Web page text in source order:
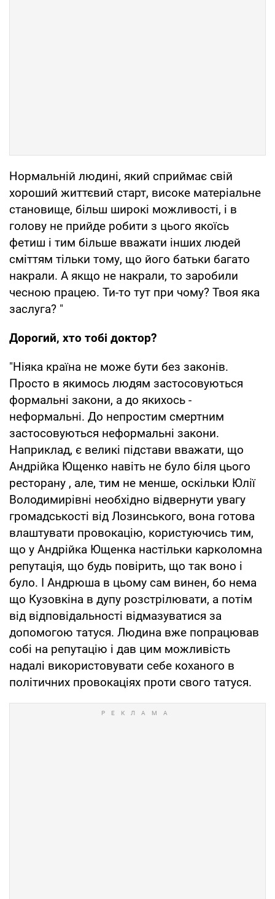
Нормальній людині, який сприймає свій
хороший життєвий старт, високе матеріальне
становище, більш широкі можливості, і в
голову не прийде робити з цього якоїсь
фетиш і тим більше вважати інших людей
сміттям тільки тому, що його батьки багато
накрали. А якщо не накрали, то заробили
чесною працею. Ти-то тут при чому? Твоя яка
заслуга? "
Дорогий, хто тобі доктор?
"Ніяка країна не може бути без законів.
Просто в якимось людям застосовуються
формальні закони, а до якихось -
неформальні. До непростим смертним
застосовуються неформальні закони.
Наприклад, є великі підстави вважати, що
Андрійка Ющенко навіть не було біля цього
ресторану , але, тим не менше, оскільки Юлії
Володимирівні необхідно відвернути увагу
громадськості від Лозинського, вона готова
влаштувати провокацію, користуючись тим,
що у Андрійка Ющенка настільки карколомна
репутація, що будь повірить, що так воно і
було. І Андрюша в цьому сам винен, бо нема
що Кузовкіна в дупу розстрілювати, а потім
від відповідальності відмазуватися за
допомогою татуся. Людина вже попрацював
собі на репутацію і дав цим можливість
надалі використовувати себе коханого в
політичних провокаціях проти свого татуся.